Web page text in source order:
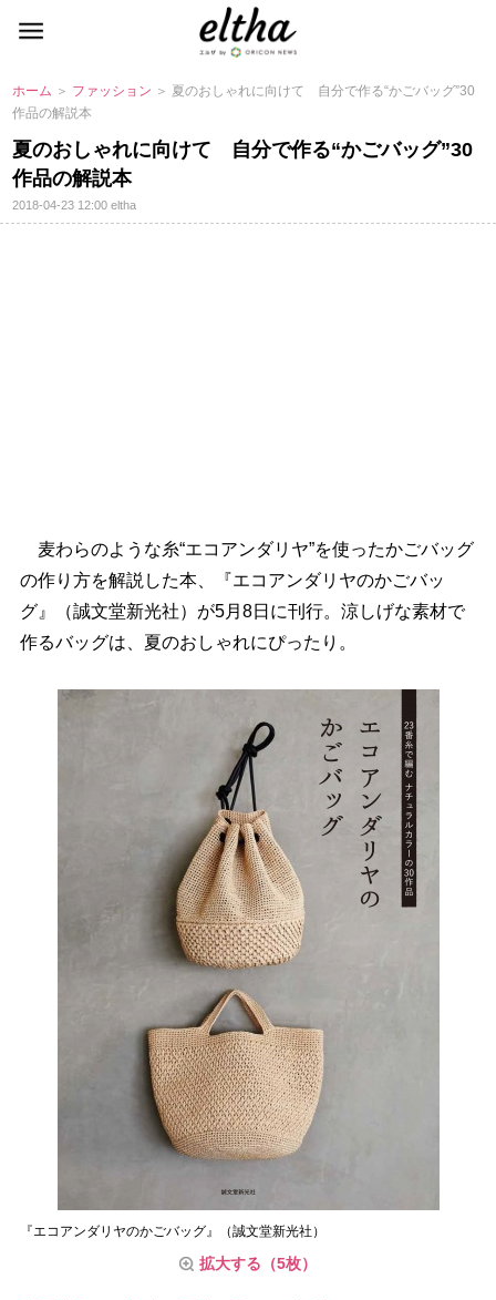
ホーム ＞ ファッション ＞ 夏のおしゃれに向けて 自分で作る“かごバッグ”30
作品の解説本
夏のおしゃれに向けて 自分で作る“かごバッグ”30
作品の解説本
2018-04-23 12:00eltha
麦わらのような糸“エコアンダリヤ”を使ったかごバッグ
の作り方を解説した本、『エコアンダリヤのかごバッ
グ』（誠文堂新光社）が5月8日に刊行。涼しげな素材で
作るバッグは、夏のおしゃれにぴったり。
『エコアンダリヤのかごバッグ』（誠文堂新光社）
拡大する（5枚）